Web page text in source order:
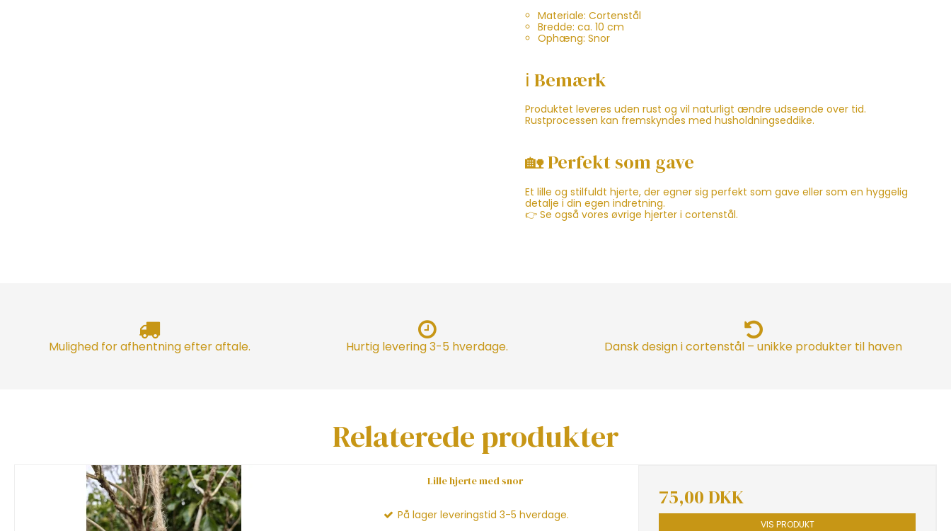
Materiale: Cortenstål
Bredde: ca. 10 cm
Ophæng: Snor
ℹ️ Bemærk
Produktet leveres uden rust og vil naturligt ændre udseende over tid.
Rustprocessen kan fremskyndes med husholdningseddike.
🏡 Perfekt som gave
Et lille og stilfuldt hjerte, der egner sig perfekt som gave eller som en hyggelig
detalje i din egen indretning.
👉 Se også vores øvrige hjerter i cortenstål.
Mulighed for afhentning efter aftale. Hurtig levering 3-5 hverdage. Dansk design i cortenstål – unikke produkter til haven
Relaterede produkter
Lille hjerte med snor
På lager leveringstid 3-5 hverdage.
75,00 DKK
VIS PRODUKT